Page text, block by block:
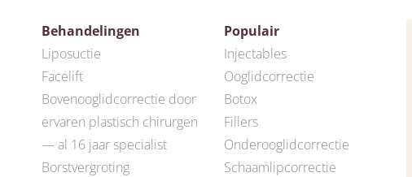
Behandelingen
Liposuctie
Facelift
Bovenooglidcorrectie door
ervaren plastisch chirurgen
— al 16 jaar specialist
Borstvergroting
Populair
Injectables
Ooglidcorrectie
Botox
Fillers
Onderooglidcorrectie
Schaamlipcorrectie